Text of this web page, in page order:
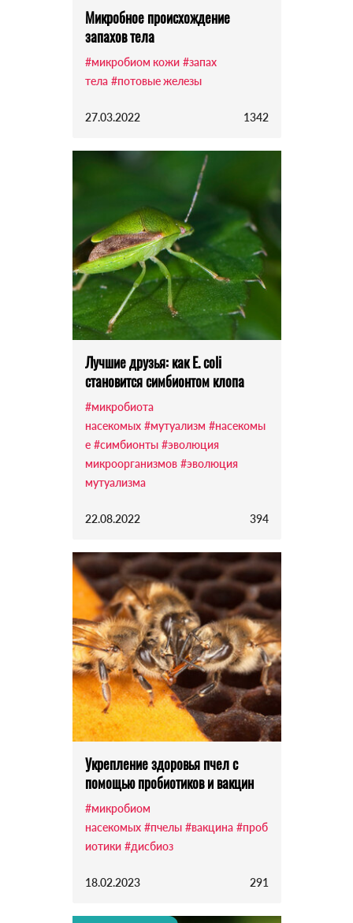
Микробное происхождение
запахов тела
#микробиом кожи #запах
тела #потовые железы
27.03.2022 1342
Лучшие друзья: как E. coli
становится симбионтом клопа
#микробиота
насекомых #мутуализм #насекомы
е #симбионты #эволюция
микроорганизмов #эволюция
мутуализма
22.08.2022 394
Укрепление здоровья пчел с
помощью пробиотиков и вакцин
#микробиом
насекомых #пчелы #вакцина #проб
иотики #дисбиоз
18.02.2023 291